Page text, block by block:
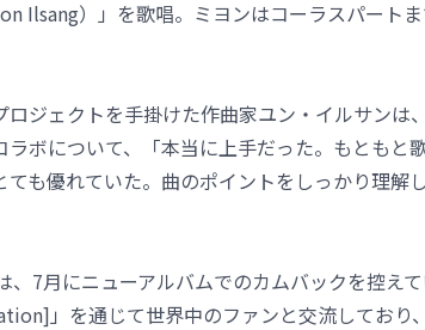
Ilsang）」を歌唱。ミヨンはコーラスパート
ロジェクトを手掛けた作曲家ユン・イルサン
ラボについて、「本当に上手だった。もともと
ても優れていた。曲のポイントをしっかり理解
、7月にニューアルバムでのカムバックを控え
」を通じて世界中のファンと交流しており